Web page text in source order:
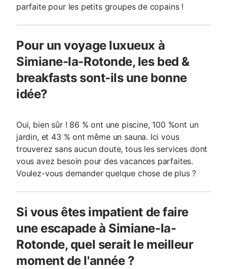
parfaite pour les petits groupes de copains !
Pour un voyage luxueux à
Simiane-la-Rotonde, les bed &
breakfasts sont-ils une bonne
idée?
Oui, bien sûr ! 86 % ont une piscine, 100 %ont un
jardin, et 43 % ont même un sauna. Ici vous
trouverez sans aucun doute, tous les services dont
vous avez besoin pour des vacances parfaites.
Voulez-vous demander quelque chose de plus ?
Si vous êtes impatient de faire
une escapade à Simiane-la-
Rotonde, quel serait le meilleur
moment de l'année ?